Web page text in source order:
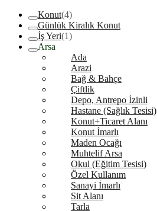
Konut(4)
Günlük Kiralık Konut
İş Yeri(1)
Arsa
Ada
Arazi
Bağ & Bahçe
Çiftlik
Depo, Antrepo İzinli
Hastane (Sağlık Tesisi)
Konut+Ticaret Alanı
Konut İmarlı
Maden Ocağı
Muhtelif Arsa
Okul (Eğitim Tesisi)
Özel Kullanım
Sanayi İmarlı
Sit Alanı
Tarla